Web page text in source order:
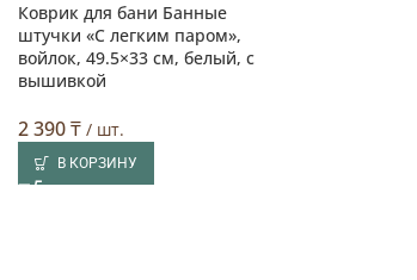
Коврик для бани Банные
штучки «С легким паром»,
войлок, 49.5×33 см, белый, с
вышивкой
2 390₸/ шт.
В КОРЗИНУ